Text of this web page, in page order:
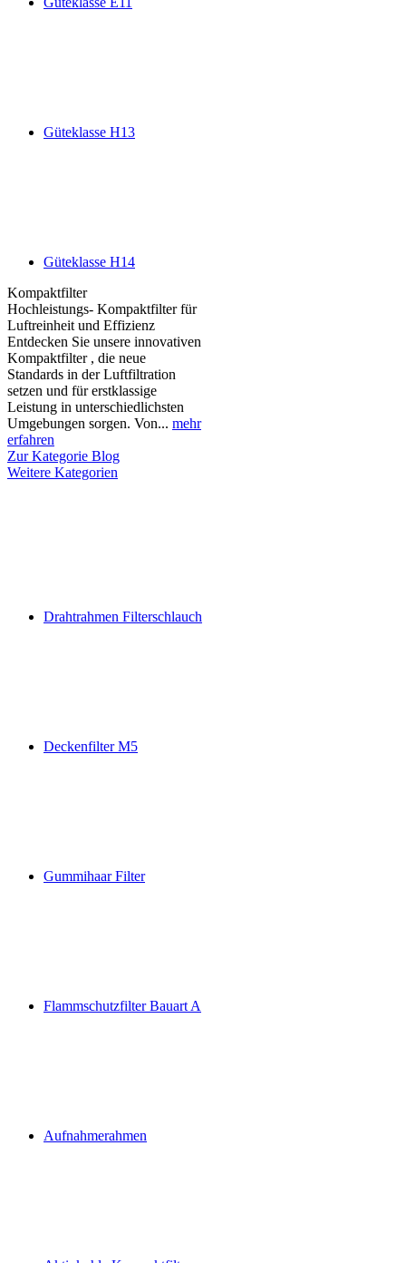
Güteklasse H13
Güteklasse H14
Kompaktfilter
Hochleistungs- Kompaktfilter für
Luftreinheit und Effizienz
Entdecken Sie unsere innovativen
Kompaktfilter , die neue
Standards in der Luftfiltration
setzen und für erstklassige
Leistung in unterschiedlichsten
Umgebungen sorgen. Von... mehr
erfahren
Zur Kategorie Blog
Weitere Kategorien
Drahtrahmen Filterschlauch
Deckenfilter M5
Gummihaar Filter
Flammschutzfilter Bauart A
Aufnahmerahmen